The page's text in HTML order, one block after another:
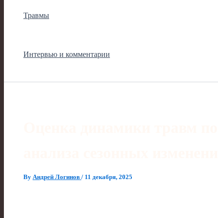
Травмы
Интервью и комментарии
By Андрей Логинов / 11 декабря, 2025